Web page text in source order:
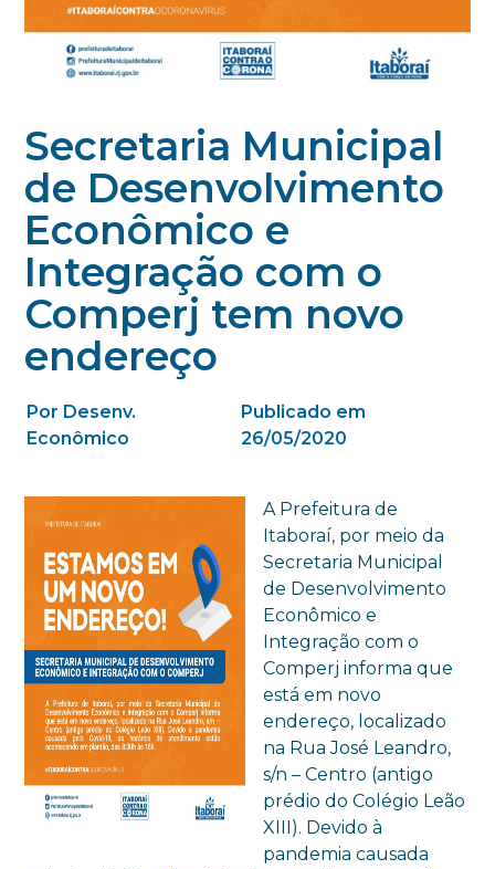
Secretaria Municipal
de Desenvolvimento
Econômico e
Integração com o
Comperj tem novo
endereço
Por Desenv.
Econômico
Publicado em
26/05/2020
A Prefeitura de
Itaboraí, por meio da
Secretaria Municipal
de Desenvolvimento
Econômico e
Integração com o
Comperj informa que
está em novo
endereço, localizado
na Rua José Leandro,
s/n – Centro (antigo
prédio do Colégio Leão
XIII). Devido à
pandemia causada